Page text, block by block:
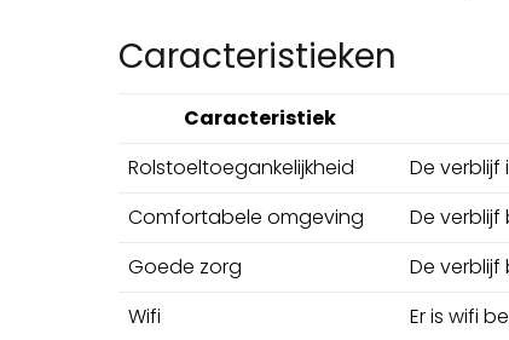
Caracteristieken
Caracteristiek
Rolstoeltoegankelijkheid
De
Comfortabele omgeving
De
Goede zorg
De
Wifi
Er is wifi